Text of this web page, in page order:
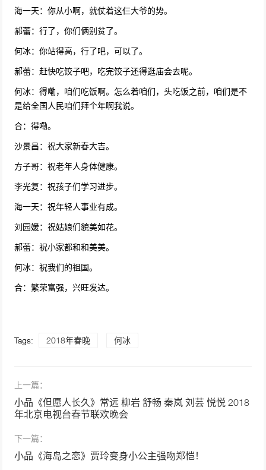
2016年春晚小品《吃面》 程野、宋小宝
郭冬临邵峰小品《休息区的故事》特殊时期守
望相助|2022年央视春晚
2019年春晚小品《演戏给你看》笑闹上映，孙
心感人
31494次播放
海一天：你从小啊，就仗着这仨大爷的势。
郝蕾：行了，你们俩别贫了。
何冰：你站得高，行了吧，可以了。
郝蕾：赶快吃饺子吧，吃完饺子还得逛庙会去呢。
何冰：得嘞，咱们吃饭啊。怎么着咱们，头吃饭之前，咱们是不
是给全国人民咱们拜个年啊我说。
合：得嘞。
沙景昌：祝大家新春大吉。
方子哥：祝老年人身体健康。
李光复：祝孩子们学习进步。
海一天：祝年轻人事业有成。
刘园媛：祝姑娘们貌美如花。
郝蕾：祝小家都和和美美。
何冰：祝我们的祖国。
合：繁荣富强，兴旺发达。
Tags: 2018年春晚 何冰
上一篇：
小品《但愿人长久》常远 柳岩 舒畅 秦岚 刘芸 悦悦 2018
年北京电视台春节联欢晚会
下一篇：
小品《海岛之恋》贾玲变身小公主强吻郑恺！